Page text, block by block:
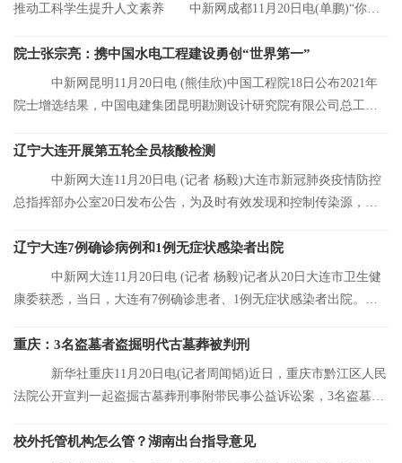
推动工科学生提升人文素养 中新网成都11月20日电(单鹏)“你们
院士张宗亮：携中国水电工程建设勇创“世界第一”
中新网昆明11月20日电 (熊佳欣)中国工程院18日公布2021年
院士增选结果，中国电建集团昆明勘测设计研究院有限公司总工程
辽宁大连开展第五轮全员核酸检测
中新网大连11月20日电 (记者 杨毅)大连市新冠肺炎疫情防控
总指挥部办公室20日发布公告，为及时有效发现和控制传染源，结
辽宁大连7例确诊病例和1例无症状感染者出院
中新网大连11月20日电 (记者 杨毅)记者从20日大连市卫生健
康委获悉，当日，大连有7例确诊患者、1例无症状感染者出院。目
重庆：3名盗墓者盗掘明代古墓葬被判刑
新华社重庆11月20日电(记者周闻韬)近日，重庆市黔江区人民
法院公开宣判一起盗掘古墓葬刑事附带民事公益诉讼案，3名盗墓者
校外托管机构怎么管？湖南出台指导意见